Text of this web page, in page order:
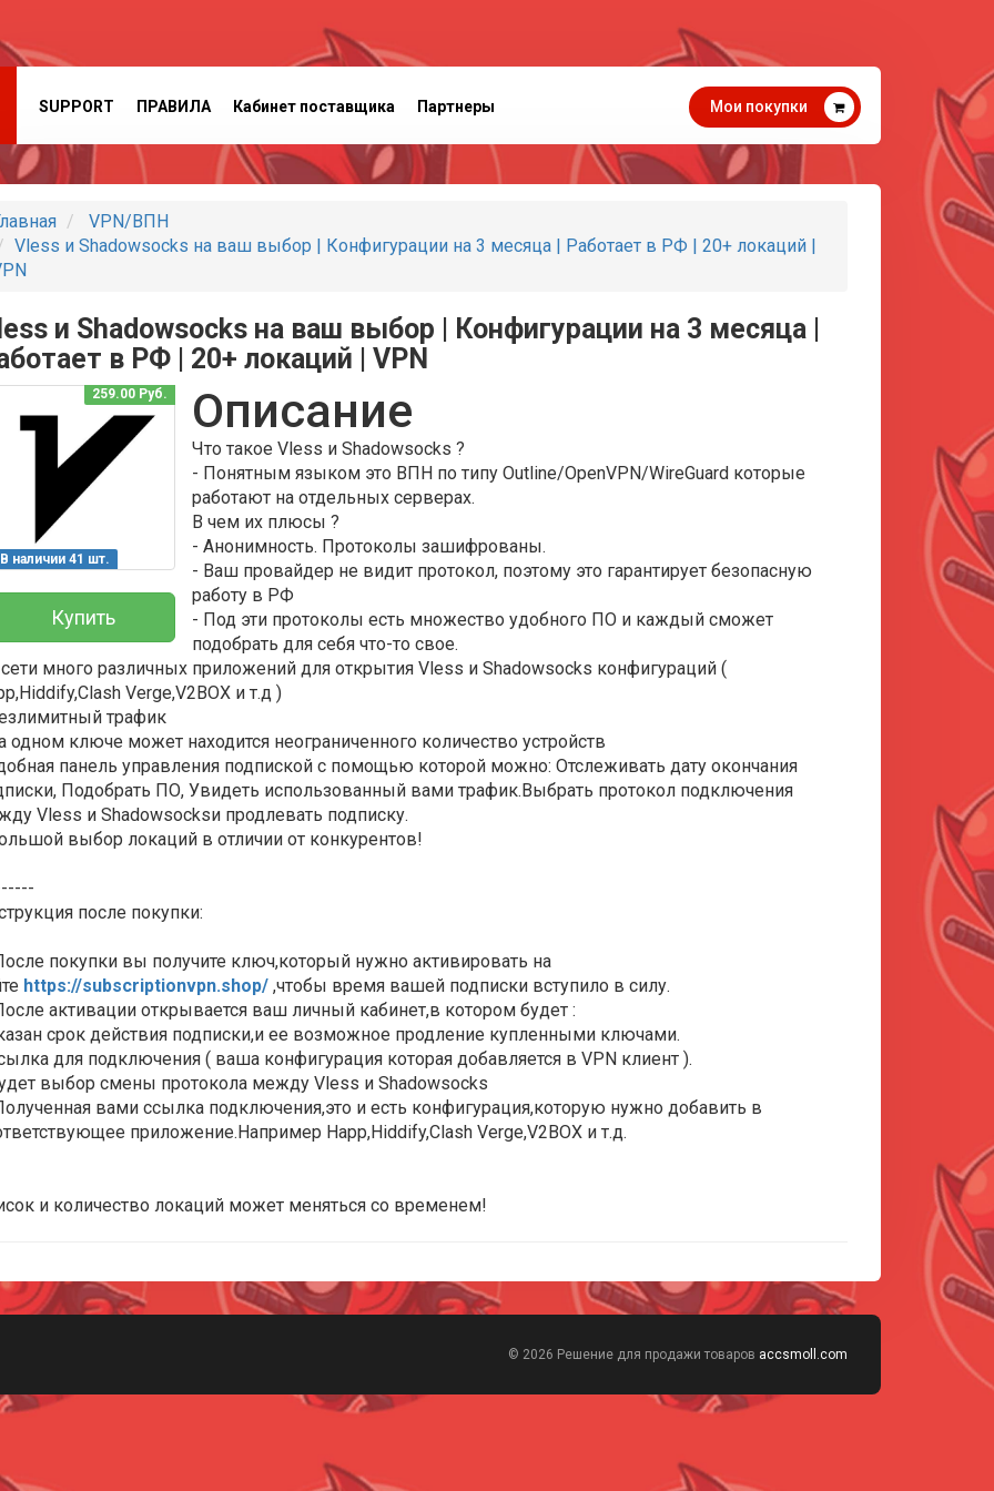
SUPPORT ПРАВИЛА Кабинет поставщика Партнеры Мои покупки
VPN/ВПН
Vless и Shadowsocks на ваш выбор | Конфигурации на 3 месяца | Работает в РФ | 20+ локаций |
и Shadowsocks на ваш выбор | Конфигурации на 3 месяца |
в РФ | 20+ локаций | VPN
В наличии 41 шт.
259.00 Руб.
Купить
Описание
Что такое Vless и Shadowsocks ?
- Понятным языком это ВПН по типу Outline/OpenVPN/WireGuard которые
работают на отдельных серверах.
В чем их плюсы ?
- Анонимность. Протоколы зашифрованы.
- Ваш провайдер не видит протокол, поэтому это гарантирует безопасную
работу в РФ
- Под эти протоколы есть множество удобного ПО и каждый сможет
подобрать для себя что-то свое.
много различных приложений для открытия Vless и Shadowsocks конфигураций (
Verge,V2BOX и т.д )
трафик
одном ключе может находится неограниченного количество устройств
панель управления подпиской с помощью которой можно: Отслеживать дату окончания
Подобрать ПО, Увидеть использованный вами трафик.Выбрать протокол подключения
Vless и Shadowsocksи продлевать подписку.
выбор локаций в отличии от конкурентов!
после покупки:
покупки вы получите ключ,который нужно активировать на
https://subscriptionvpn.shop/,чтобы время вашей подписки вступило в силу.
активации открывается ваш личный кабинет,в котором будет :
срок действия подписки,и ее возможное продление купленными ключами.
для подключения ( ваша конфигурация которая добавляется в VPN клиент ).
выбор смены протокола между Vless и Shadowsocks
вами ссылка подключения,это и есть конфигурация,которую нужно добавить в
приложение.Например Happ,Hiddify,Clash Verge,V2BOX и т.д.
и количество локаций может меняться со временем!
© 2026 Решение для продажи товаров accsmoll.com
Всего позиций в корзине
Всего товара в корзине
Сумма к оплате (без скидок)